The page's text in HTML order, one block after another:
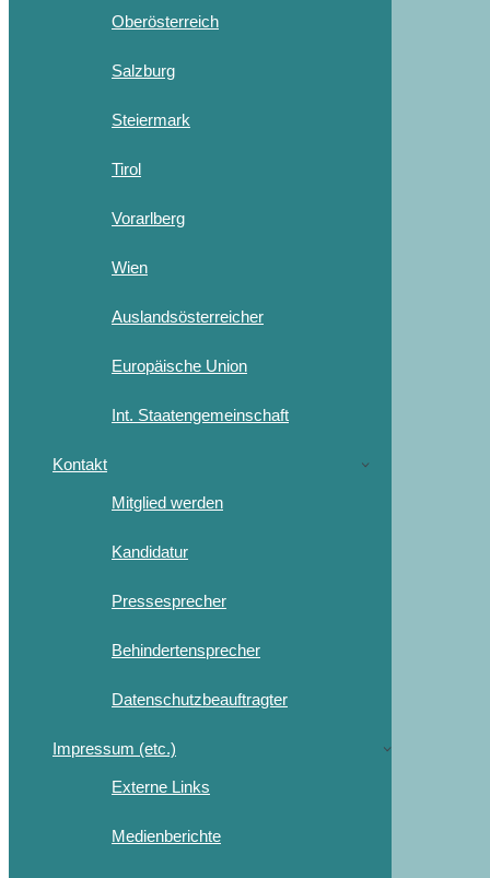
Oberösterreich
Salzburg
Steiermark
Tirol
Vorarlberg
Wien
Auslandsösterreicher
Europäische Union
Int. Staatengemeinschaft
Kontakt
Mitglied werden
Kandidatur
Pressesprecher
Behindertensprecher
Datenschutzbeauftragter
Impressum (etc.)
Externe Links
Medienberichte